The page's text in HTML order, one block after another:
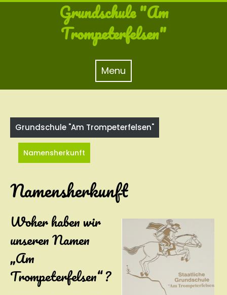
Skip
Grundschule "Am
Trompeterfelsen"
Menu
Grundschule "Am Trompeterfelsen"
Namensherkunft
Namensherkunft
Woher haben wir
unseren Namen
„Am
Trompeterfelsen“ ?